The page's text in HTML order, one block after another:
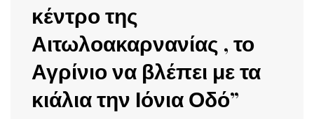
κέντρο της
Αιτωλοακαρνανίας , το
Αγρίνιο να βλέπει με τα
κιάλια την Ιόνια Οδό”